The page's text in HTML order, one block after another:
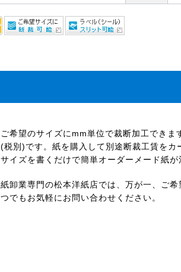
ご希望のサイズにmm単位で裁断加工でき
(税別)です。紙を購入して別途断裁工賃をカ
サイズを書くだけで簡単オーダーメード紙が
紙卸業専門の松本洋紙店では、万が一、ご
つでもお気軽にお問い合わせください。